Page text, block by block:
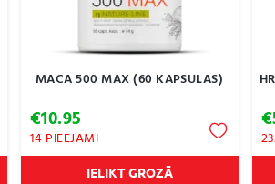
MACA 500 MAX (60 KAPSULAS)
€10.95
14 PIEEJAMI
IELIKT GROZĀ
€